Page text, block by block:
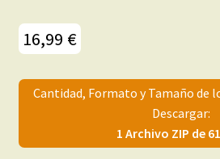
16,99 €
Cantidad, Formato y Tamaño de
Descargar:
1 Archivo ZIP de